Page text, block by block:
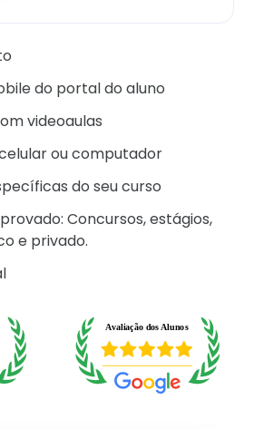
do portal do aluno
videoaulas
ou computador
do seu curso
Concursos, estágios,
e privado.